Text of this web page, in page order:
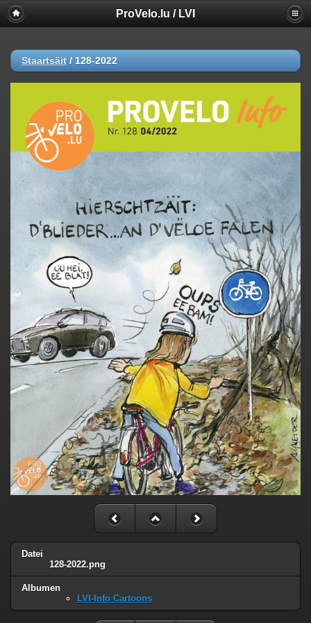
ProVelo.lu / LVI
Staartsäit / 128-2022
Datei
128-2022.png
Albumen
LVI-Info Cartoons